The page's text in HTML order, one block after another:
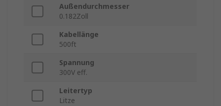
Außendurchmesser
0.182Zoll
Kabellänge
500ft
Spannung
300V eff.
Leitertyp
Litze